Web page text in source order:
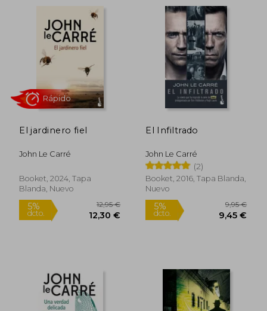
5%
dcto.
Rápido
5%
dcto.
Rápido
El jardinero fiel
John Le Carré
Booket, 2024, Tapa
Blanda, Nuevo
El Infiltrado
John Le Carré
(2)
Booket, 2016, Tapa Blanda,
Nuevo